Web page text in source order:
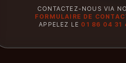
CONTACTEZ-NOUS VIA
FORMULAIRE DE
APPELEZ LE 01 86 04 31